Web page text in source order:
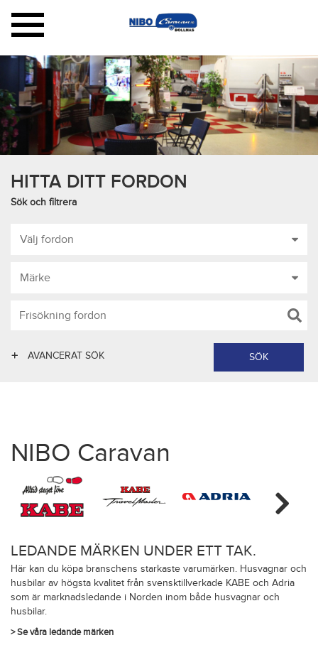
Toggle
navigation
HITTA DITT FORDON
Sök och filtrera
Välj fordon
Märke
AVANCERAT SÖK
NIBO Caravan
LEDANDE MÄRKEN UNDER ETT TAK.
Här kan du köpa branschens starkaste varumärken. Husvagnar och
husbilar av högsta kvalitet från svensktillverkade KABE och Adria
som är marknadsledande i Norden inom både husvagnar och
husbilar.
> Se våra ledande märken